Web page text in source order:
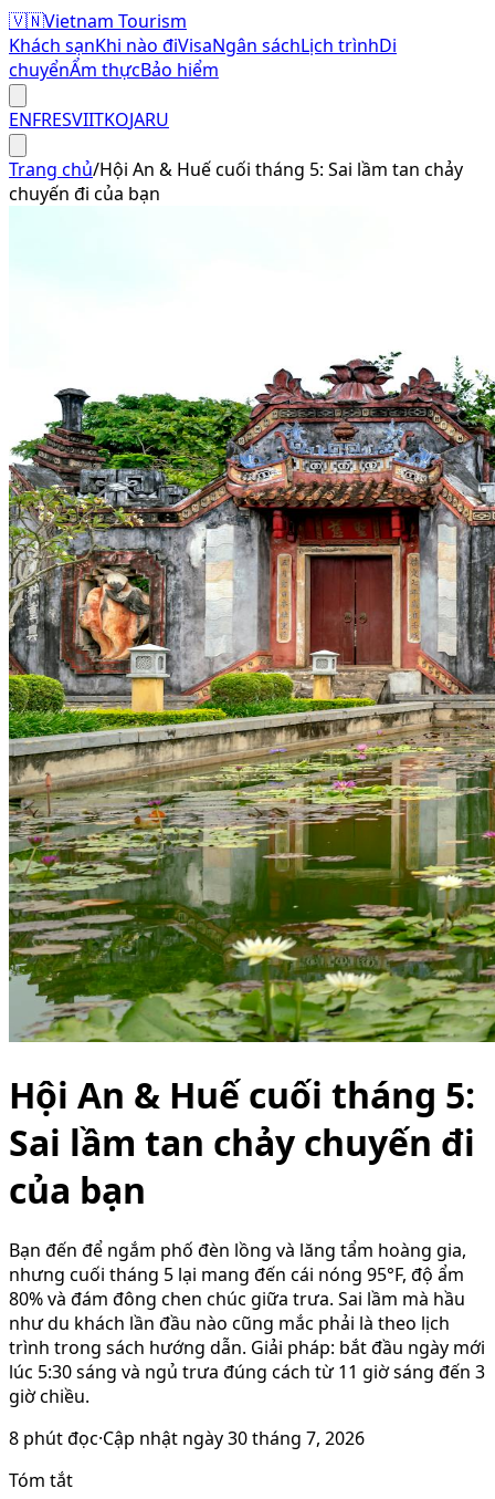
🇻🇳Vietnam Tourism
Khách sạnKhi nào điVisaNgân sáchLịch trìnhDi
chuyểnẨm thựcBảo hiểm
ENFRESVIITKOJARU
Trang chủ/Hội An & Huế cuối tháng 5: Sai lầm tan chảy
chuyến đi của bạn
Hội An & Huế cuối tháng 5:
Sai lầm tan chảy chuyến đi
của bạn
Bạn đến để ngắm phố đèn lồng và lăng tẩm hoàng gia,
nhưng cuối tháng 5 lại mang đến cái nóng 95°F, độ ẩm
80% và đám đông chen chúc giữa trưa. Sai lầm mà hầu
như du khách lần đầu nào cũng mắc phải là theo lịch
trình trong sách hướng dẫn. Giải pháp: bắt đầu ngày mới
lúc 5:30 sáng và ngủ trưa đúng cách từ 11 giờ sáng đến 3
giờ chiều.
8 phút đọc·Cập nhật ngày30 tháng 7, 2026
Tóm tắt